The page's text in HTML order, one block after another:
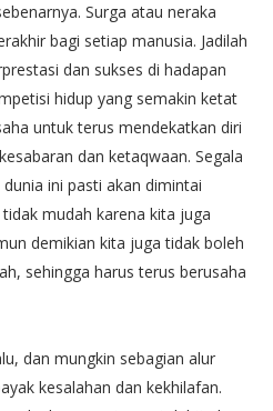
Surga atau neraka
bagi setiap manusia. Jadilah
dan sukses di hadapan
hidup yang semakin ketat
untuk terus mendekatkan diri
dan ketaqwaan. Segala
ini pasti akan dimintai
mudah karena kita juga
demikian kita juga tidak boleh
sehingga harus terus berusaha
dan mungkin sebagian alur
kesalahan dan kekhilafan.